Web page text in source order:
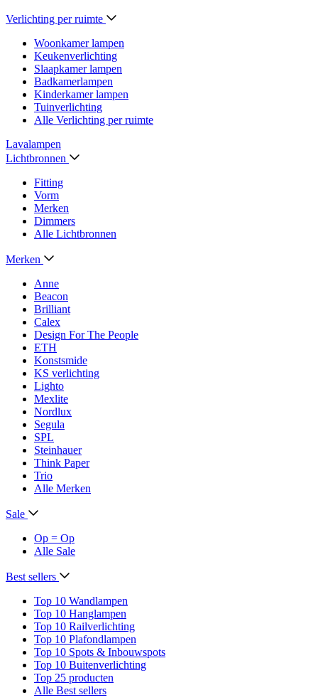
Verlichting per ruimte
Woonkamer lampen
Keukenverlichting
Slaapkamer lampen
Badkamerlampen
Kinderkamer lampen
Tuinverlichting
Alle Verlichting per ruimte
Lavalampen
Lichtbronnen
Fitting
Vorm
Merken
Dimmers
Alle Lichtbronnen
Merken
Anne
Beacon
Brilliant
Calex
Design For The People
ETH
Konstsmide
KS verlichting
Lighto
Mexlite
Nordlux
Segula
SPL
Steinhauer
Think Paper
Trio
Alle Merken
Sale
Op = Op
Alle Sale
Best sellers
Top 10 Wandlampen
Top 10 Hanglampen
Top 10 Railverlichting
Top 10 Plafondlampen
Top 10 Spots & Inbouwspots
Top 10 Buitenverlichting
Top 25 producten
Alle Best sellers